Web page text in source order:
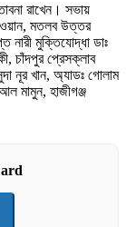
রাখেন। সভায়
মতলব উত্তর
নারী মুক্তিযোদ্ধা ডাঃ
চাঁদপুর প্রেসক্লাব
নূর খান, অ্যাডঃ গোলাম
মামুন, হাজীগঞ্জ